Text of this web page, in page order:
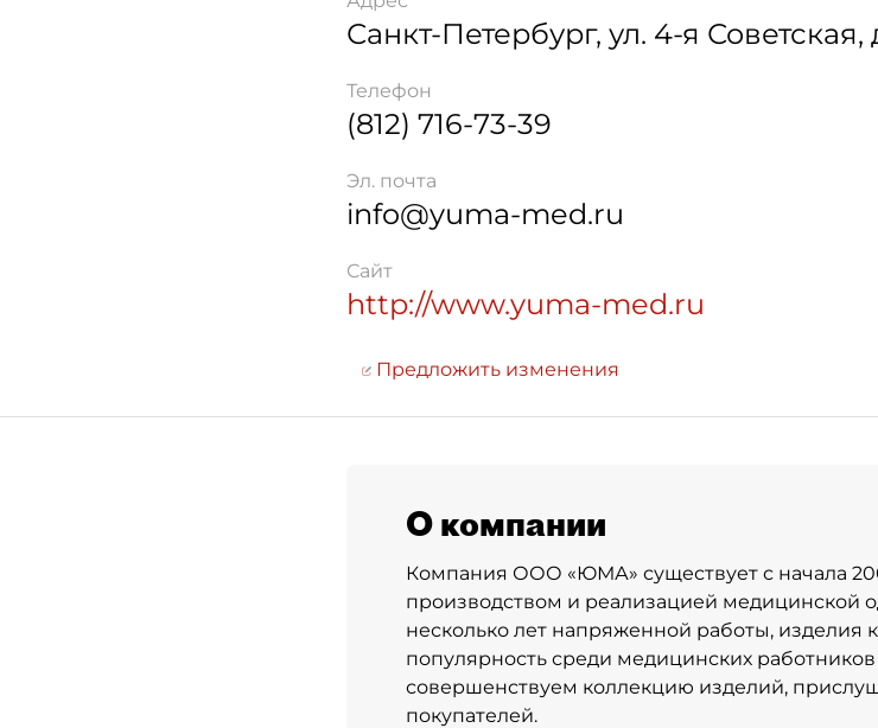
Санкт-Петербург, ул. 4-я Советская,
Телефон
(812) 716-73-39
Эл. почта
info@yuma-med.ru
Сайт
http://www.yuma-med.ru
Предложить изменения
О компании
Компания ООО «ЮМА» существует с начала
производством и реализацией медицинской
несколько лет напряженной работы,
популярность среди медицинских
совершенствуем коллекцию изделий,
покупателей.